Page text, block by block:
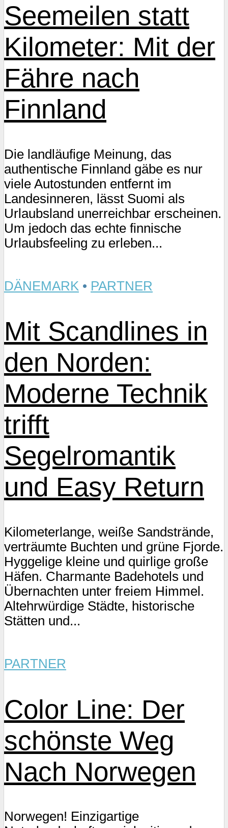
Seemeilen statt
Kilometer: Mit der
Fähre nach
Finnland
Die landläufige Meinung, das
authentische Finnland gäbe es nur
viele Autostunden entfernt im
Landesinneren, lässt Suomi als
Urlaubsland unerreichbar erscheinen.
Um jedoch das echte finnische
Urlaubsfeeling zu erleben...
DÄNEMARK • PARTNER
Mit Scandlines in
den Norden:
Moderne Technik
trifft
Segelromantik
und Easy Return
Kilometerlange, weiße Sandstrände,
verträumte Buchten und grüne Fjorde.
Hyggelige kleine und quirlige große
Häfen. Charmante Badehotels und
Übernachten unter freiem Himmel.
Altehrwürdige Städte, historische
Stätten und...
PARTNER
Color Line: Der
schönste Weg
Nach Norwegen
Norwegen! Einzigartige